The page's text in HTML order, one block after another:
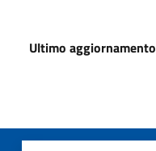
Ultimo aggiornamento